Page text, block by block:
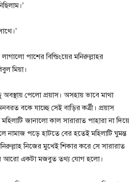
পাশের বিল্ডিংয়ের মনিরুল্লাহর
মিয়া।
অবস্থায় পেলো প্রয়াস। অসহায় ভাবে মাথা
বকে যাচ্ছে সেই বাড়ির কর্ত্রী। প্রয়াস
জানালো কাল সারারাত পাহারা না দিয়ে
নামাজ পড়ে হাটতে বের হতেই মহিলাটি ঘুমন্ত
নিজের মুখেই শিকার করে সে সারারাত
আরো একটা মজবুত তথ্য যোগ হলো।